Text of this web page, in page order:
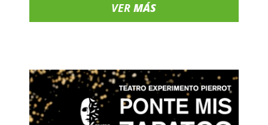
VERMÁS